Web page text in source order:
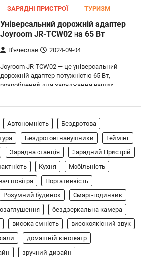
ЗАРЯДНІ ПРИСТРОЇ ТУРИЗМ
Універсальний дорожній адаптер
Joyroom JR-TCW02 на 65 Вт
В'ячеслав 2024-09-04
Joyroom JR-TCW02 — це універсальний
дорожній адаптер потужністю 65 Вт,
розроблений для заряджання ваших
Бездротовий контролер 8BitDo Lite
SE 2.4G для Xbox
В'ячеслав 2024-09-03
8BitDo Lite SE 2.4G — це компактний
бездротовий контролер, розроблений
спеціально для Xbox. Завдяки своєму…
АУДІО КОЛОНКИ
Бездротова колонка LG XBOOM Go
XG2T
В'ячеслав 2024-09-07
Автономність
Бездротова
Бездротові навушники
Геймінг
Зарядна станція
Зарядний Пристрій
Кухня
Мобільність
повітря
Портативність
Розумний будинок
Смарт-годинник
бездзеркальна камера
висока ємність
високоякісний звук
домашній кінотеатр
зручний дизайн